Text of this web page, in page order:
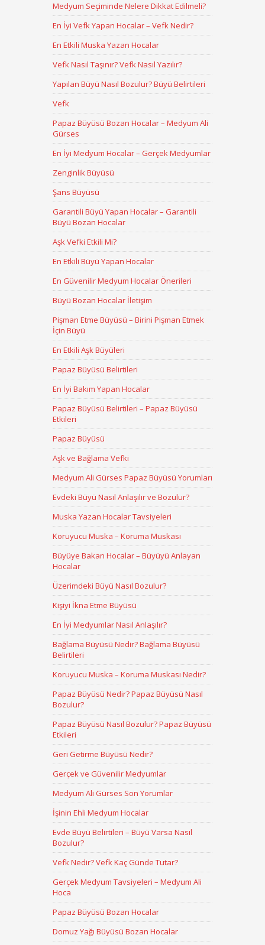
Medyum Seçiminde Nelere Dikkat Edilmeli?
En İyi Vefk Yapan Hocalar – Vefk Nedir?
En Etkili Muska Yazan Hocalar
Vefk Nasıl Taşınır? Vefk Nasıl Yazılır?
Yapılan Büyü Nasıl Bozulur? Büyü Belirtileri
Vefk
Papaz Büyüsü Bozan Hocalar – Medyum Ali
Gürses
En İyi Medyum Hocalar – Gerçek Medyumlar
Zenginlik Büyüsü
Şans Büyüsü
Garantili Büyü Yapan Hocalar – Garantili
Büyü Bozan Hocalar
Aşk Vefki Etkili Mi?
En Etkili Büyü Yapan Hocalar
En Güvenilir Medyum Hocalar Önerileri
Büyü Bozan Hocalar İletişim
Pişman Etme Büyüsü – Birini Pişman Etmek
İçin Büyü
En Etkili Aşk Büyüleri
Papaz Büyüsü Belirtileri
En İyi Bakım Yapan Hocalar
Papaz Büyüsü Belirtileri – Papaz Büyüsü
Etkileri
Papaz Büyüsü
Aşk ve Bağlama Vefki
Medyum Ali Gürses Papaz Büyüsü Yorumları
Evdeki Büyü Nasıl Anlaşılır ve Bozulur?
Muska Yazan Hocalar Tavsiyeleri
Koruyucu Muska – Koruma Muskası
Büyüye Bakan Hocalar – Büyüyü Anlayan
Hocalar
Üzerimdeki Büyü Nasıl Bozulur?
Kişiyi İkna Etme Büyüsü
En İyi Medyumlar Nasıl Anlaşılır?
Bağlama Büyüsü Nedir? Bağlama Büyüsü
Belirtileri
Koruyucu Muska – Koruma Muskası Nedir?
Papaz Büyüsü Nedir? Papaz Büyüsü Nasıl
Bozulur?
Papaz Büyüsü Nasıl Bozulur? Papaz Büyüsü
Etkileri
Geri Getirme Büyüsü Nedir?
Gerçek ve Güvenilir Medyumlar
Medyum Ali Gürses Son Yorumlar
İşinin Ehli Medyum Hocalar
Evde Büyü Belirtileri – Büyü Varsa Nasıl
Bozulur?
Vefk Nedir? Vefk Kaç Günde Tutar?
Gerçek Medyum Tavsiyeleri – Medyum Ali
Hoca
Papaz Büyüsü Bozan Hocalar
Domuz Yağı Büyüsü Bozan Hocalar